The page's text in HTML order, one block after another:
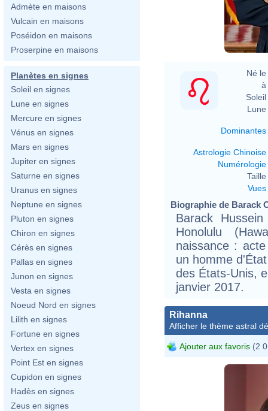
Admète en maisons
Vulcain en maisons
Poséidon en maisons
Proserpine en maisons
Planètes en signes
Soleil en signes
Lune en signes
Mercure en signes
Vénus en signes
Mars en signes
Jupiter en signes
Saturne en signes
Uranus en signes
Neptune en signes
Pluton en signes
Chiron en signes
Cérès en signes
Pallas en signes
Junon en signes
Vesta en signes
Noeud Nord en signes
Lilith en signes
Fortune en signes
Vertex en signes
Point Est en signes
Cupidon en signes
Hadès en signes
Zeus en signes
Né le
à
Soleil
Lune
Dominantes
Astrologie Chinoise
Numérologie
Taille
Vues
Biographie de Barack
Barack
Honolulu
naissance :
un homme
des États-Unis,
janvier 2017.
Rihanna
Afficher le thème astral
Ajouter aux favoris (2